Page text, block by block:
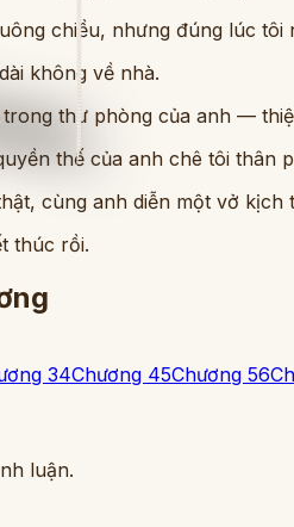
chiều, nhưng đúng lúc
không về nhà.
thư phòng của anh —
thế của anh chê tôi thân
cùng anh diễn một vở
thúc rồi.
34Chương 45Chương 56
luận.